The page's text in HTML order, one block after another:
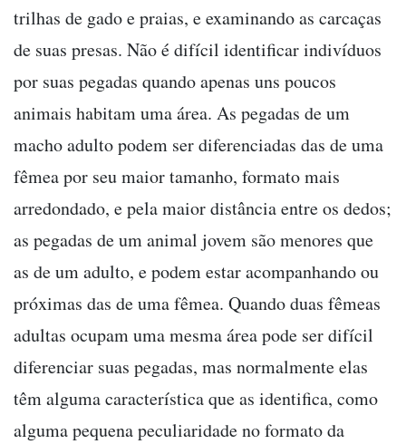
trilhas de gado e praias, e examinando as carcaças
de suas presas. Não é difícil identificar indivíduos
por suas pegadas quando apenas uns poucos
animais habitam uma área. As pegadas de um
macho adulto podem ser diferenciadas das de uma
fêmea por seu maior tamanho, formato mais
arredondado, e pela maior distância entre os dedos;
as pegadas de um animal jovem são menores que
as de um adulto, e podem estar acompanhando ou
próximas das de uma fêmea. Quando duas fêmeas
adultas ocupam uma mesma área pode ser difícil
diferenciar suas pegadas, mas normalmente elas
têm alguma característica que as identifica, como
alguma pequena peculiaridade no formato da